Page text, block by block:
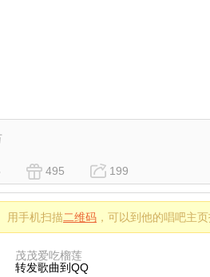
495 199
用手机扫描二维码 ，可以到他的唱吧主
茂茂爱吃榴莲
转发歌曲到QQ